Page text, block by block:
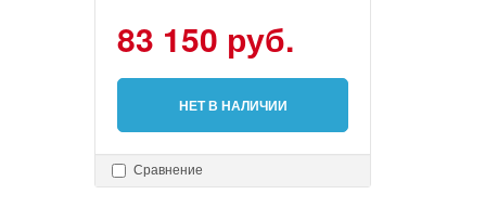
83 150 руб.
НЕТ В НАЛИЧИИ
Сравнение